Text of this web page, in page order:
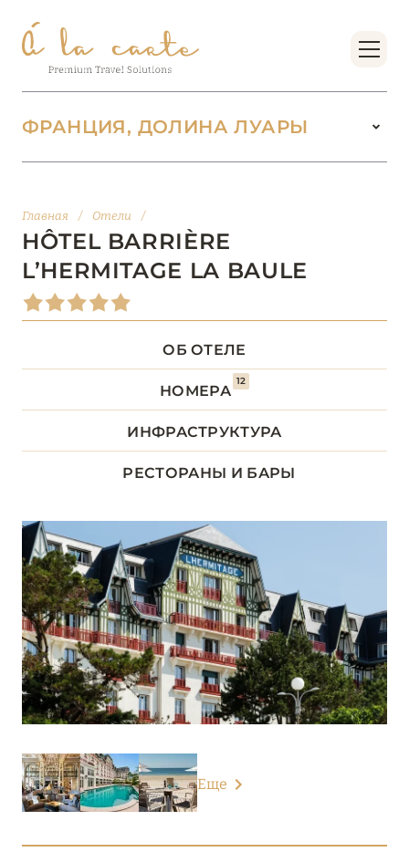
ФРАНЦИЯ, ДОЛИНА ЛУАРЫ
БОРДО (НОВАЯ
АКВИТАНИЯ)
БРЕТАНЬ
БУРГУНДИЯ
ДОЛИНА ЛУАРЫ 8
Château de la Barre
Fleur de Loire
Hôtel Barrière L'Hermitage La Baule
Le Castel Marie-Louise La Baule
Le Royal La Baule
Les Sources de Cheverny
Relais de Chambord
ИЛЬ-ДЕ-ФРАНС
Главная / Отели /
HÔTEL BARRIÈRE
L’HERMITAGE LA BAULE
ОБ ОТЕЛЕ
НОМЕРА
12
ИНФРАСТРУКТУРА
РЕСТОРАНЫ И БАРЫ
Еще